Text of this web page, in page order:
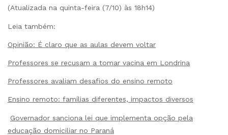
(Atualizada na quinta-feira (7/10) às 18h14)
Leia também:
Opinião: É claro que as aulas devem voltar
Professores se recusam a tomar vacina em Londrina
Professores avaliam desafios do ensino remoto
Ensino remoto: famílias diferentes, impactos diversos
Governador sanciona lei que implementa opção pela
educação domiciliar no Paraná